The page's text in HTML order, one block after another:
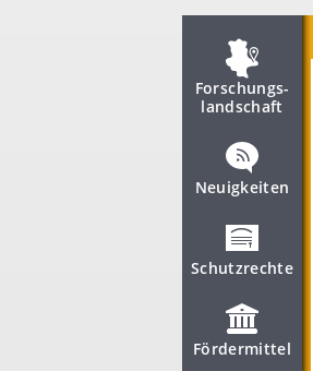
Forschungs­
landschaft
Neuigkeiten
Schutzrechte
Fördermittel